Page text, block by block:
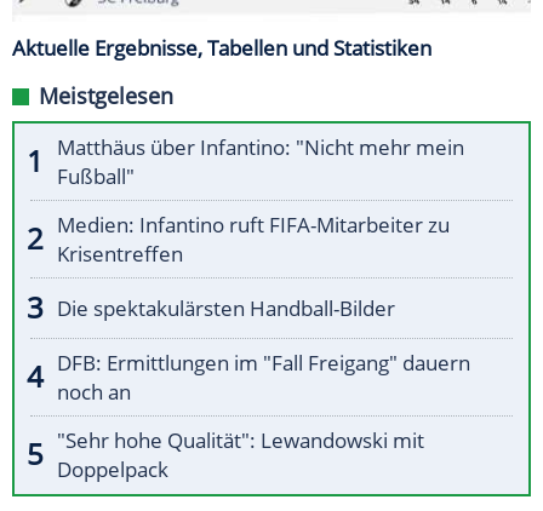
Aktuelle Ergebnisse, Tabellen und Statistiken
Meistgelesen
Matthäus über Infantino: "Nicht mehr mein
Fußball"
Medien: Infantino ruft FIFA-Mitarbeiter zu
Krisentreffen
Die spektakulärsten Handball-Bilder
DFB: Ermittlungen im "Fall Freigang" dauern
noch an
"Sehr hohe Qualität": Lewandowski mit
Doppelpack